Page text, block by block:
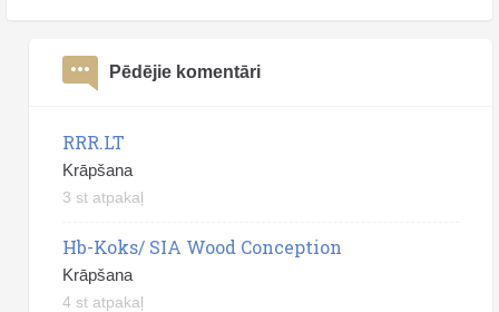
Pēdējie komentāri
RRR.LT
Krāpšana
3 st atpakaļ
Hb-Koks/ SIA Wood Conception
Krāpšana
4 st atpakaļ